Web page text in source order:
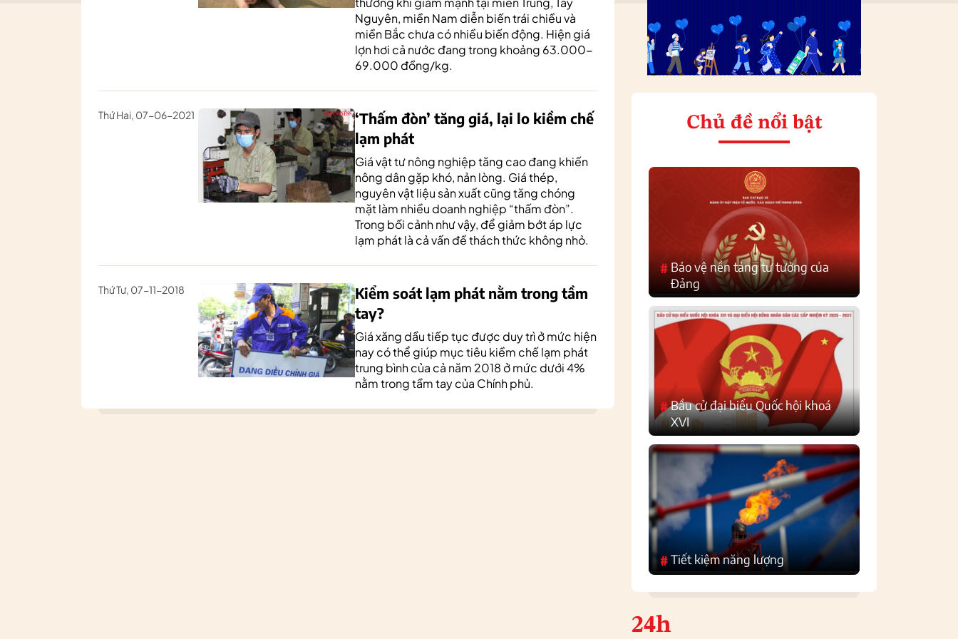
Nguyên, miền Nam diễn biến trái chiều và
miền Bắc chưa có nhiều biến động. Hiện giá
lợn hơi cả nước đang trong khoảng 63.000-
69.000 đồng/kg.
Thứ Hai, 07-06-2021
‘Thấm đòn’ tăng giá, lại lo kiềm chế
lạm phát
Giá vật tư nông nghiệp tăng cao đang khiến
nông dân gặp khó, nản lòng. Giá thép,
nguyên vật liệu sản xuất cũng tăng chóng
mặt làm nhiều doanh nghiệp “thấm đòn”.
Trong bối cảnh như vậy, để giảm bớt áp lực
lạm phát là cả vấn đề thách thức không nhỏ.
Thứ Tư, 07-11-2018
Kiểm soát lạm phát nằm trong tầm
tay?
Giá xăng dầu tiếp tục được duy trì ở mức hiện
nay có thể giúp mục tiêu kiềm chế lạm phát
trung bình của cả năm 2018 ở mức dưới 4%
nằm trong tầm tay của Chính phủ.
Chủ đề nổi bật
#Bảo vệ nền tảng tư tưởng của
Đảng
#Bầu cử đại biểu Quốc hội khoá
XVI
#Tiết kiệm năng lượng
24h